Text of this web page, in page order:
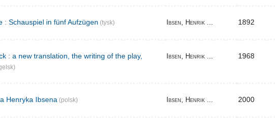
: Schauspiel in fünf Aufzügen (tysk) Ibsen, Henrik ... 1892
: a new translation, the writing of the play,
Ibsen, Henrik ... 1968
Henryka Ibsena (polsk) Ibsen, Henrik ... 2000